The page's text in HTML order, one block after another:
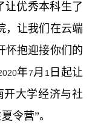
让优秀本科生了
，让我们在云端
怀抱迎接你们的
年7月 1 日起让
开大学经济与社
令营”。